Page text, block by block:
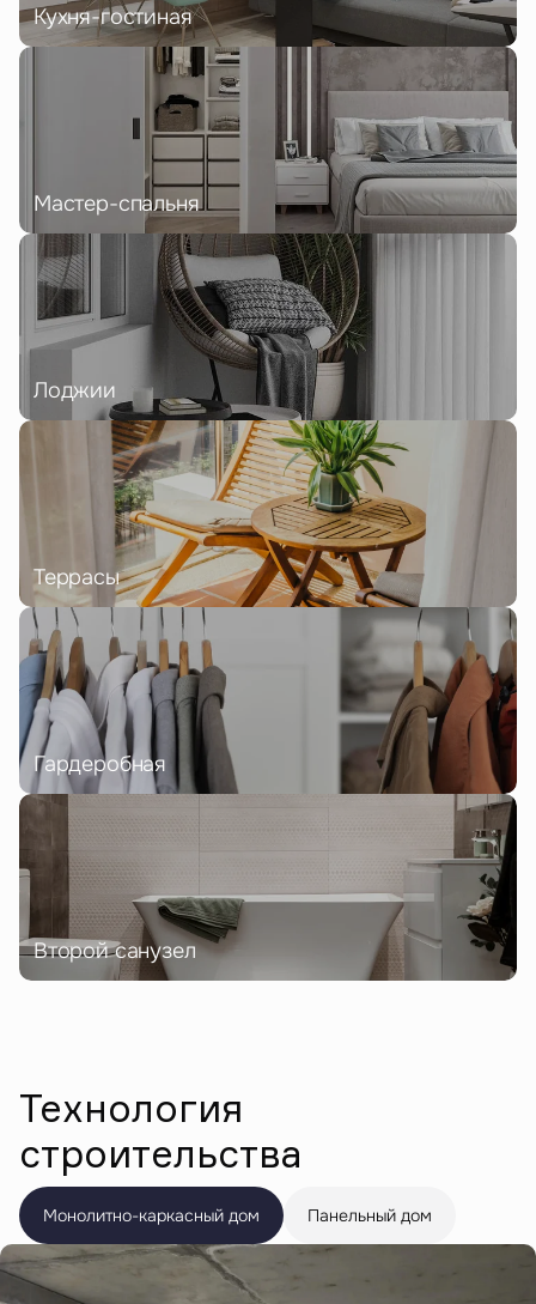
Кухня-гостиная
Мастер-спальня
Лоджии
Террасы
Гардеробная
Второй санузел
Технология
строительства
Монолитно-каркасный дом Панельный дом